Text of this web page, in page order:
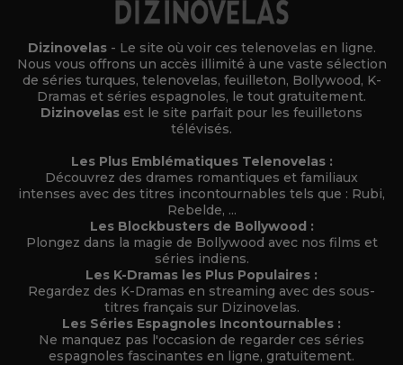
Dizinovelas - Le site où voir ces telenovelas en ligne.
Nous vous offrons un accès illimité à une vaste sélection
de séries turques, telenovelas, feuilleton, Bollywood, K-
Dramas et séries espagnoles, le tout gratuitement.
Dizinovelas est le site parfait pour les feuilletons
télévisés.
Les Plus Emblématiques Telenovelas :
Découvrez des drames romantiques et familiaux
intenses avec des titres incontournables tels que : Rubi,
Rebelde, ...
Les Blockbusters de Bollywood :
Plongez dans la magie de Bollywood avec nos films et
séries indiens.
Les K-Dramas les Plus Populaires :
Regardez des K-Dramas en streaming avec des sous-
titres français sur Dizinovelas.
Les Séries Espagnoles Incontournables :
Ne manquez pas l'occasion de regarder ces séries
espagnoles fascinantes en ligne, gratuitement.